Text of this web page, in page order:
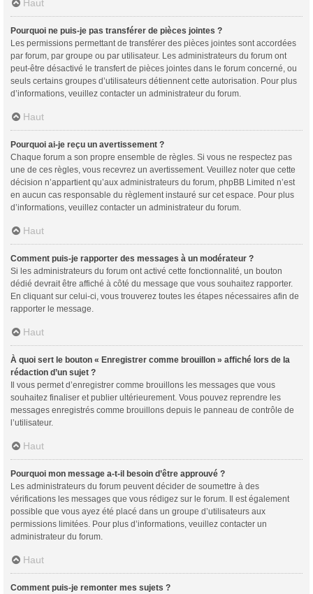
Haut
Pourquoi ne puis-je pas transférer de pièces jointes ?
Les permissions permettant de transférer des pièces jointes sont accordées
par forum, par groupe ou par utilisateur. Les administrateurs du forum ont
peut-être désactivé le transfert de pièces jointes dans le forum concerné, ou
seuls certains groupes d’utilisateurs détiennent cette autorisation. Pour plus
d’informations, veuillez contacter un administrateur du forum.
Haut
Pourquoi ai-je reçu un avertissement ?
Chaque forum a son propre ensemble de règles. Si vous ne respectez pas
une de ces règles, vous recevrez un avertissement. Veuillez noter que cette
décision n’appartient qu’aux administrateurs du forum, phpBB Limited n’est
en aucun cas responsable du règlement instauré sur cet espace. Pour plus
d’informations, veuillez contacter un administrateur du forum.
Haut
Comment puis-je rapporter des messages à un modérateur ?
Si les administrateurs du forum ont activé cette fonctionnalité, un bouton
dédié devrait être affiché à côté du message que vous souhaitez rapporter.
En cliquant sur celui-ci, vous trouverez toutes les étapes nécessaires afin de
rapporter le message.
Haut
À quoi sert le bouton « Enregistrer comme brouillon » affiché lors de la
rédaction d’un sujet ?
Il vous permet d’enregistrer comme brouillons les messages que vous
souhaitez finaliser et publier ultérieurement. Vous pouvez reprendre les
messages enregistrés comme brouillons depuis le panneau de contrôle de
l’utilisateur.
Haut
Pourquoi mon message a-t-il besoin d’être approuvé ?
Les administrateurs du forum peuvent décider de soumettre à des
vérifications les messages que vous rédigez sur le forum. Il est également
possible que vous ayez été placé dans un groupe d’utilisateurs aux
permissions limitées. Pour plus d’informations, veuillez contacter un
administrateur du forum.
Haut
Comment puis-je remonter mes sujets ?